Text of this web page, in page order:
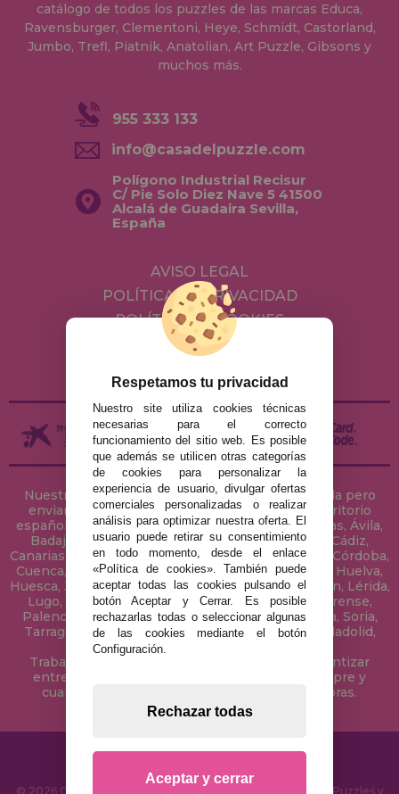
catálogo de todos los puzzles de las marcas Educa,
Ravensburger, Clementoni, Heye, Schmidt, Castorland,
Jumbo, Trefl, Piatnik, Anatolian, Art Puzzle, Gibsons y
muchos más.
955 333 133
info@casadelpuzzle.com
Polígono Industrial Recisur
C/ Pie Solo Diez Nave 5 41500
Alcalá de Guadaira Sevilla,
España
AVISO LEGAL
POLÍTICA DE PRIVACIDAD
POLÍTICA DE COOKIES
ENVÍOS Y DEVOLUCIONES
Nuestra tienda de puzzles está ubicada en Sevilla pero
enviamos tus puzzles a cualquier ciudad del territorio
español: Álava, Albacete, Alicante, Almería, Asturias, Ávila,
Badajoz, Baleares, Barcelona, Burgos, Cáceres, Cádiz,
Canarias, Cantabria, Castellón, Ceuta, Ciudad Real, Córdoba,
Cuenca, Gerona, Granada, Guadalajara, Guipúzcoa, Huelva,
Huesca, Jaén, La Coruña, La Rioja, Las Palmas, Leon, Lérida,
Lugo, Madrid, Málaga, Melilla, Murcia, Navarra, Orense,
Palencia, Pontevedra, Salamanca, Segovia, Sevilla, Soria,
Tarragona, Tenerife, Teruel, Toledo, Valencia, Valladolid,
Vizcaya, Zamora y Zaragoza.
Trabajamos con Stocks permanentes para garantizar
entregas rápidas en territorio peninsular, siempre y
cuando el pedido se realice antes de las 18 horas.
© 2026 CasaDelPuzzle.com - Tienda Online para comprar Puzzles y
Respetamos tu privacidad
Nuestro site utiliza cookies técnicas
necesarias para el correcto
funcionamiento del sitio web. Es posible
que además se utilicen otras categorías
de cookies para personalizar la
experiencia de usuario, divulgar ofertas
comerciales personalizadas o realizar
análisis para optimizar nuestra oferta. El
usuario puede retirar su consentimiento
en todo momento, desde el enlace
«Política de cookies». También puede
aceptar todas las cookies pulsando el
botón Aceptar y Cerrar. Es posible
rechazarlas todas o seleccionar algunas
de las cookies mediante el botón
Configuración.
Rechazar todas
Aceptar y cerrar